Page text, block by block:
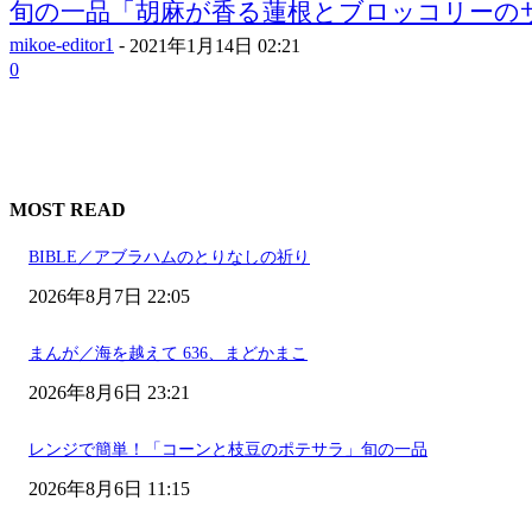
旬の一品「胡麻が香る蓮根とブロッコリーの
mikoe-editor1 - 2021年1月14日 02:21
0
MOST READ
BIBLE／アブラハムのとりなしの祈り
2026年8月7日 22:05
まんが／海を越えて 636、まどかまこ
2026年8月6日 23:21
レンジで簡単！「コーンと枝豆のポテサラ」旬の一品
2026年8月6日 11:15